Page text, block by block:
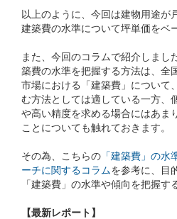
以上のように、今回は建物用途が
建築費の水準について坪単価をベ
また、今回のコラムで紹介しまし
築費の水準を把握する方法は、全
市場における「建築費」について
む方法としては適している一方、
や高い精度を求める場合にはあま
ことについても触れておきます。
その為、こちらの 「建築費」の水
ーチに関するコラムを参考に、目
「建築費」の水準や傾向を把握す
【最新レポート】